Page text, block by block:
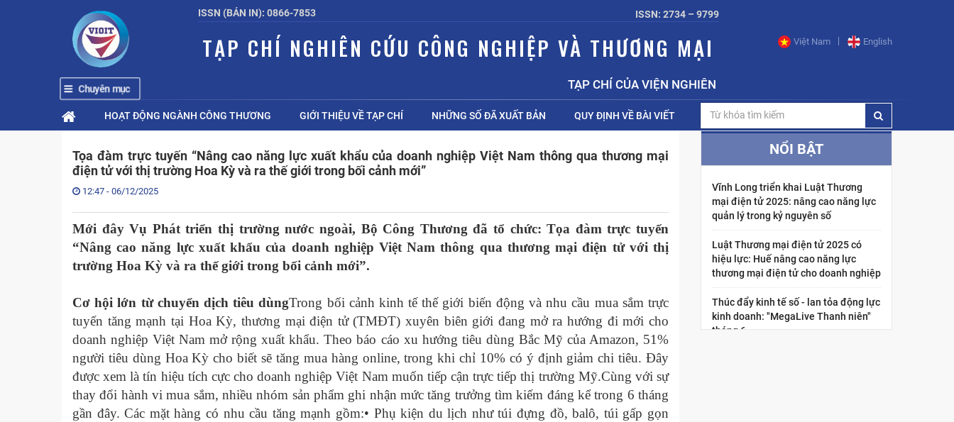
Chuyên mục
ISSN (BẢN IN): 0866-7853 ISSN: 2734 – 9799
TẠP CHÍ NGHIÊN CỨU CÔNG NGHIỆP VÀ THƯƠNG MẠI
TẠP CHÍ CỦA VIỆN NGHIÊN CỨU CHIẾN LƯỢC, CHÍNH SÁCH CÔNG
Việt Nam English
HOẠT ĐỘNG NGÀNH CÔNG THƯƠNG GIỚI THIỆU VỀ TẠP CHÍ NHỮNG SỐ ĐÃ XUẤT BẢN QUY ĐỊNH VỀ BÀI VIẾT
Tọa đàm trực tuyến “Nâng cao năng lực xuất khẩu của doanh nghiệp Việt Nam thông qua thương mại
điện tử với thị trường Hoa Kỳ và ra thế giới trong bối cảnh mới”
12:47 - 06/12/2025
Mới đây Vụ Phát triển thị trường nước ngoài, Bộ Công Thương đã tổ chức: Tọa đàm trực tuyến
“Nâng cao năng lực xuất khẩu của doanh nghiệp Việt Nam thông qua thương mại điện tử với thị
trường Hoa Kỳ và ra thế giới trong bối cảnh mới”.
Cơ hội lớn từ chuyển dịch tiêu dùngTrong bối cảnh kinh tế thế giới biến động và nhu cầu mua sắm trực
tuyến tăng mạnh tại Hoa Kỳ, thương mại điện tử (TMĐT) xuyên biên giới đang mở ra hướng đi mới cho
doanh nghiệp Việt Nam mở rộng xuất khẩu. Theo báo cáo xu hướng tiêu dùng Bắc Mỹ của Amazon, 51%
người tiêu dùng Hoa Kỳ cho biết sẽ tăng mua hàng online, trong khi chỉ 10% có ý định giảm chi tiêu. Đây
được xem là tín hiệu tích cực cho doanh nghiệp Việt Nam muốn tiếp cận trực tiếp thị trường Mỹ.Cùng với sự
thay đổi hành vi mua sắm, nhiều nhóm sản phẩm ghi nhận mức tăng trưởng tìm kiếm đáng kể trong 6 tháng
gần đây. Các mặt hàng có nhu cầu tăng mạnh gồm:• Phụ kiện du lịch như túi đựng đồ, balô, túi gấp gọn
NỔI BẬT
Vĩnh Long triển khai Luật Thương
mại điện tử 2025: nâng cao năng lực
quản lý trong kỷ nguyên số
Luật Thương mại điện tử 2025 có
hiệu lực: Huế nâng cao năng lực
thương mại điện tử cho doanh nghiệp
Thúc đẩy kinh tế số - lan tỏa động lực
kinh doanh: "MegaLive Thanh niên"
tháng 6